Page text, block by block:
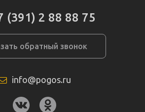
(391) 2 88 88 75
обратный звонок
info@pogos.ru